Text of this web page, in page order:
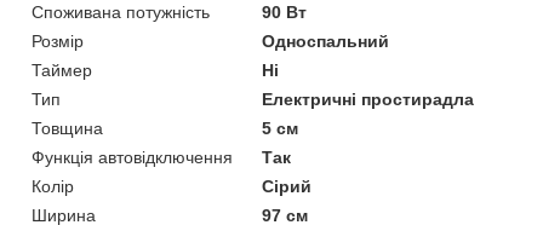
Споживана потужність
90 Вт
Розмір
Односпальний
Таймер
Ні
Тип
Електричні простирадла
Товщина
5 см
Функція автовідключення
Так
Колір
Сірий
Ширина
97 см